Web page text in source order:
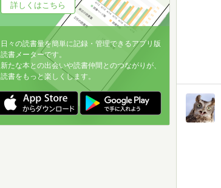
詳しくはこちら
日々の読書量を簡単に記録・管理できるアプリ版
読書メーターです。
新たな本との出会いや読書仲間とのつながりが、
読書をもっと楽しくします。